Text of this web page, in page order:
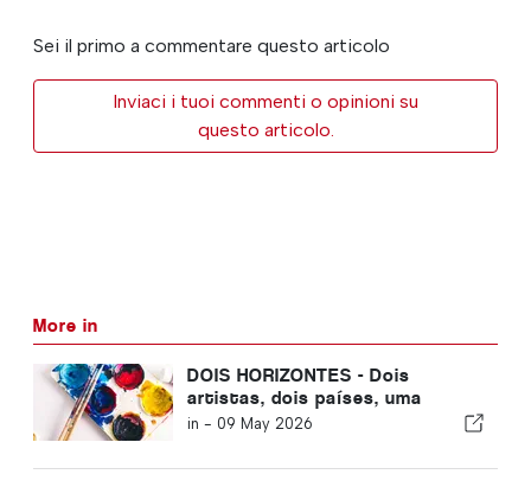
Sei il primo a commentare questo articolo
Inviaci i tuoi commenti o opinioni su
questo articolo.
More in
DOIS HORIZONTES - Dois
artistas, dois países, uma
obsessão comum
in - 09 May 2026